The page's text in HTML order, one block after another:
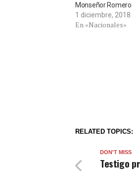
Monseñor Romero
1 diciembre, 2018
En «Nacionales»
RELATED TOPICS:
DON'T MISS
Testigo